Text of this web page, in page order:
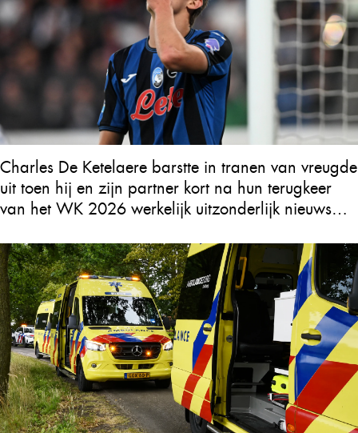
Charles De Ketelaere barstte in tranen van vreugde
uit toen hij en zijn partner kort na hun terugkeer
van het WK 2026 werkelijk uitzonderlijk nieuws